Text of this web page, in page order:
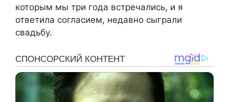
которым мы три года встречались, и я
ответила согласием, недавно сыграли
свадьбу.